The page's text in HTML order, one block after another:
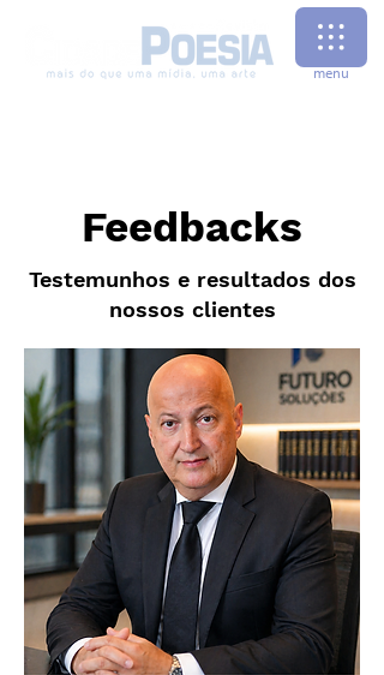
menu
Feedbacks
Testemunhos e resultados dos
nossos clientes